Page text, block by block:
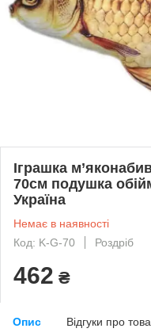
Іграшка
70см подушка
Україна
Немає в наявності
Код: K-G-70
Роздріб
462 ₴
Опис Відгуки про